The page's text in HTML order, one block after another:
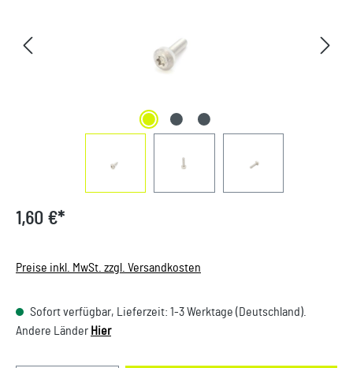
1,60 €*
Preise inkl. MwSt. zzgl. Versandkosten
Sofort verfügbar, Lieferzeit: 1-3 Werktage (Deutschland).
Andere Länder Hier